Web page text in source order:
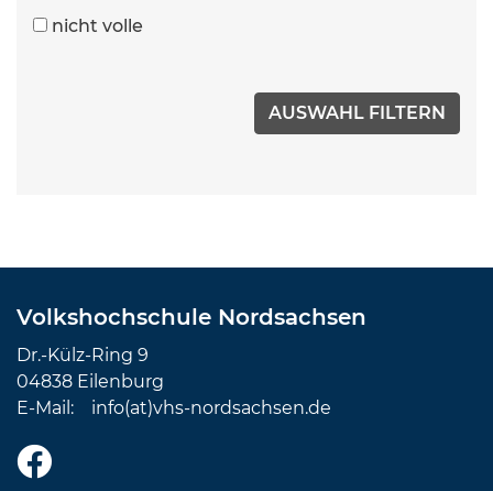
nicht volle
Volkshochschule Nordsachsen
Dr.-Külz-Ring 9
04838 Eilenburg
E-Mail: info(at)vhs-nordsachsen.de